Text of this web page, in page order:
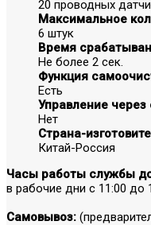
20 проводных
Максимальное
6 штук
Время
Не более 2 сек.
Функция
Есть
Управление
Нет
Страна-
Китай-Россия
Часы работы службы
в рабочие дни с 11:00 до
Самовывоз: